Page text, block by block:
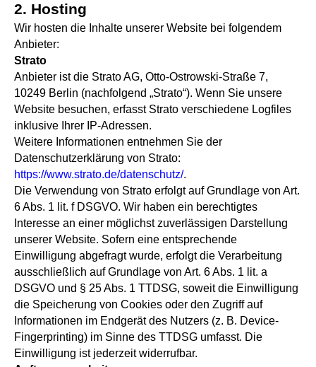
2. Hosting
Wir hosten die Inhalte unserer Website bei folgendem
Anbieter:
Strato
Anbieter ist die Strato AG, Otto-Ostrowski-Straße 7,
10249 Berlin (nachfolgend „Strato“). Wenn Sie unsere
Website besuchen, erfasst Strato verschiedene Logfiles
inklusive Ihrer IP-Adressen.
Weitere Informationen entnehmen Sie der
Datenschutzerklärung von Strato:
https://www.strato.de/datenschutz/.
Die Verwendung von Strato erfolgt auf Grundlage von Art.
6 Abs. 1 lit. f DSGVO. Wir haben ein berechtigtes
Interesse an einer möglichst zuverlässigen Darstellung
unserer Website. Sofern eine entsprechende
Einwilligung abgefragt wurde, erfolgt die Verarbeitung
ausschließlich auf Grundlage von Art. 6 Abs. 1 lit. a
DSGVO und § 25 Abs. 1 TTDSG, soweit die Einwilligung
die Speicherung von Cookies oder den Zugriff auf
Informationen im Endgerät des Nutzers (z. B. Device-
Fingerprinting) im Sinne des TTDSG umfasst. Die
Einwilligung ist jederzeit widerrufbar.